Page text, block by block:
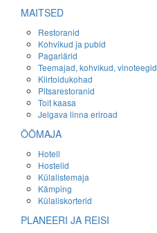
MAITSED
Restoranid
Kohvikud ja pubid
Pagariärid
Teemajad, kohvikud, vinoteegid
Kiirtoidukohad
Pitsarestoranid
Toit kaasa
Jelgava linna eriroad
ÖÖMAJA
Hotell
Hostelid
Külalistemaja
Kämping
Külaliskorterid
PLANEERI JA REISI